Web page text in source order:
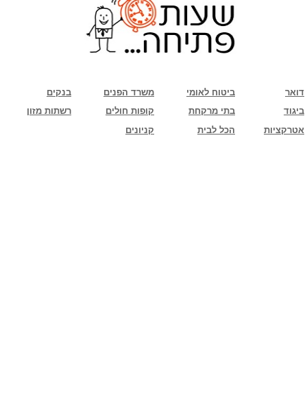
בנקים משרד הפנים ביטוח לאומי
דואר
רשתות מזון
קופות חולים בתי מרקחת
ביגוד
קניונים
הכל לבית אטרקציות